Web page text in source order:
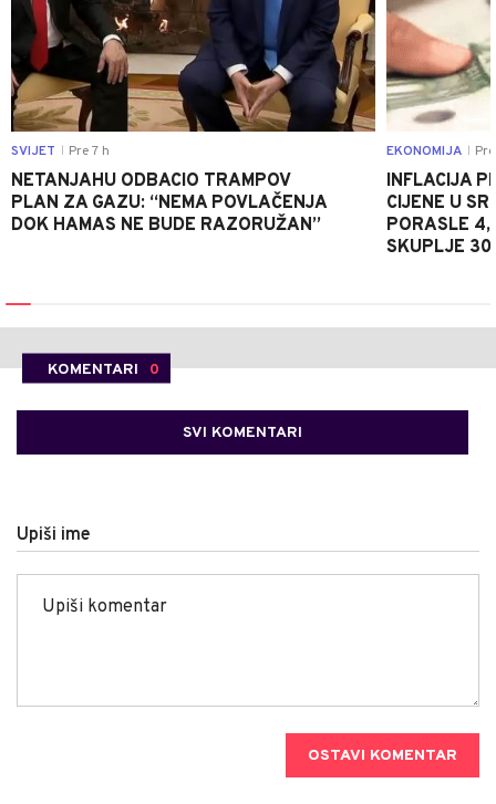
SVIJET Pre 7 h
NETANJAHU ODBACIO TRAMPOV
PLAN ZA GAZU: “NEMA POVLAČENJA
DOK HAMAS NE BUDE RAZORUŽAN”
EKONOMIJA
INFLACIJA
CIJENE U
PORASLE
SKUPLJE 30
KOMENTARI 0
SVI KOMENTARI
Upiši ime
OSTAVI KOMENTAR